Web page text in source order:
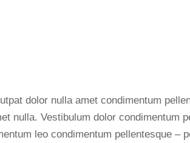
dolor nulla amet condimentum
nulla. Vestibulum dolor condimentum
leo condimentum pellentesque –